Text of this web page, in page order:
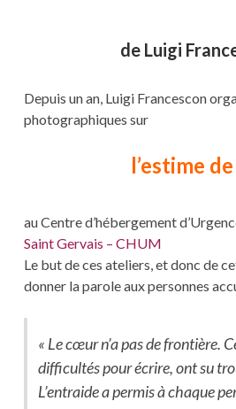
de Luigi
Depuis un an, Luigi Francescon
photographiques sur
l’estime
au Centre d’hébergement
Saint Gervais – CHUM
Le but de ces ateliers, et donc de
donner la parole aux personnes
« Le cœur n’a pas de frontière.
difficultés pour écrire, ont su
L’entraide a permis à chaque